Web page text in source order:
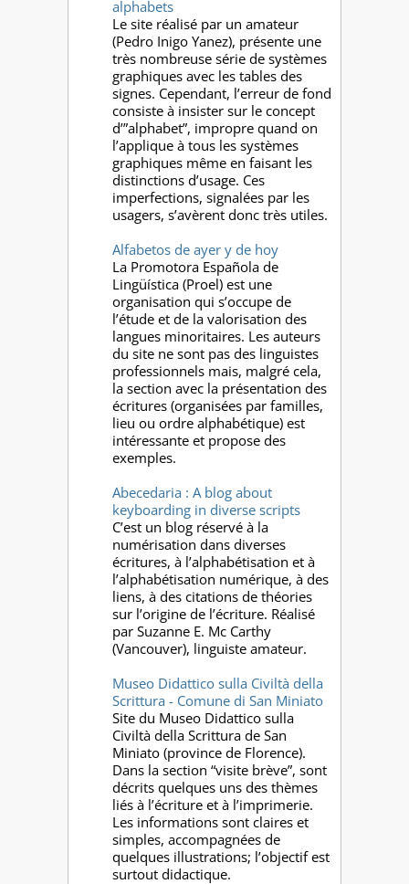
alphabets
Le site réalisé par un amateur
(Pedro Inigo Yanez), présente une
très nombreuse série de systèmes
graphiques avec les tables des
signes. Cependant, l’erreur de fond
consiste à insister sur le concept
d’”alphabet”, impropre quand on
l’applique à tous les systèmes
graphiques même en faisant les
distinctions d’usage. Ces
imperfections, signalées par les
usagers, s’avèrent donc très utiles.
Alfabetos de ayer y de hoy
La Promotora Española de
Lingüística (Proel) est une
organisation qui s’occupe de
l’étude et de la valorisation des
langues minoritaires. Les auteurs
du site ne sont pas des linguistes
professionnels mais, malgré cela,
la section avec la présentation des
écritures (organisées par familles,
lieu ou ordre alphabétique) est
intéressante et propose des
exemples.
Abecedaria : A blog about
keyboarding in diverse scripts
C’est un blog réservé à la
numérisation dans diverses
écritures, à l’alphabétisation et à
l’alphabétisation numérique, à des
liens, à des citations de théories
sur l’origine de l’écriture. Réalisé
par Suzanne E. Mc Carthy
(Vancouver), linguiste amateur.
Museo Didattico sulla Civiltà della
Scrittura - Comune di San Miniato
Site du Museo Didattico sulla
Civiltà della Scrittura de San
Miniato (province de Florence).
Dans la section “visite brève”, sont
décrits quelques uns des thèmes
liés à l’écriture et à l’imprimerie.
Les informations sont claires et
simples, accompagnées de
quelques illustrations; l’objectif est
surtout didactique.